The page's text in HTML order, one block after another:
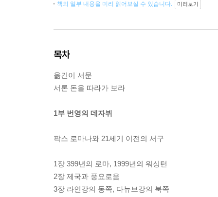
책의 일부 내용을 미리 읽어보실 수 있습니다. 미리보기
목차
옮긴이 서문
서론 돈을 따라가 보라
1부 번영의 데자뷔
팍스 로마나와 21세기 이전의 서구
1장 399년의 로마, 1999년의 워싱턴
2장 제국과 풍요로움
3장 라인강의 동쪽, 다뉴브강의 북쪽